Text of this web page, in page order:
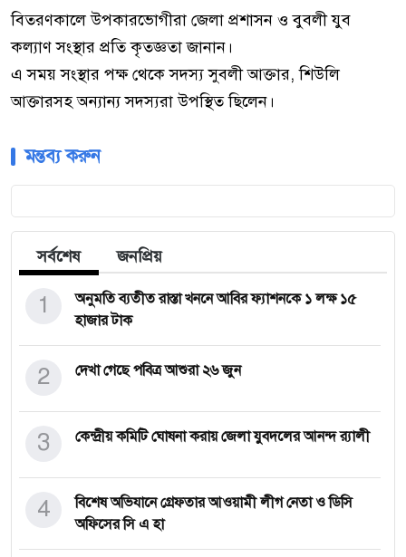
বিতরণকালে উপকারভোগীরা জেলা প্রশাসন ও বুবলী যুব
কল্যাণ সংস্থার প্রতি কৃতজ্ঞতা জানান।
এ সময় সংস্থার পক্ষ থেকে সদস্য সুবলী আক্তার, শিউলি
আক্তারসহ অন্যান্য সদস্যরা উপস্থিত ছিলেন।
মন্তব্য করুন
সর্বশেষ জনপ্রিয়
অনুমতি ব্যতীত রাস্তা খননে আবির ফ্যাশনকে ১ লক্ষ ১৫
হাজার টাক
1
দেখা গেছে পবিত্র আশুরা ২৬ জুন
2
কেন্দ্রীয় কমিটি ঘোষনা করায় জেলা যুবদলের আনন্দ র‍্যালী
3
বিশেষ অভিযানে গ্রেফতার আওয়ামী লীগ নেতা ও ডিসি
অফিসের সি এ হা
4